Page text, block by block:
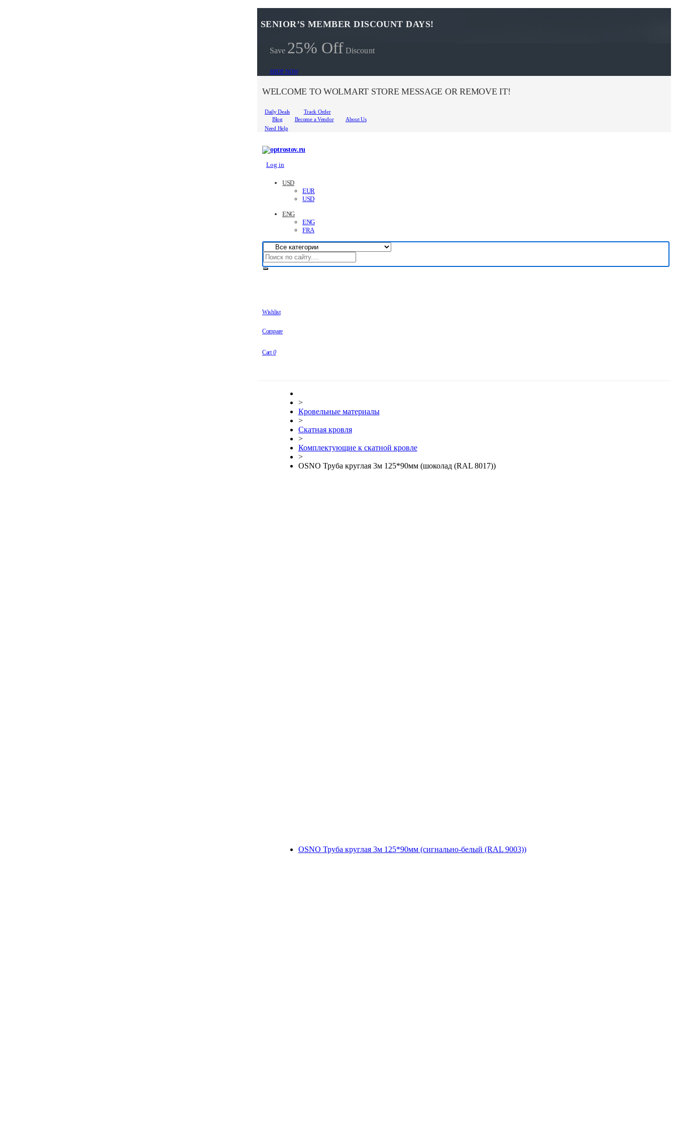
SENIOR’S MEMBER DISCOUNT DAYS!
Save 25% Off Discount
SHOP NOW
WELCOME TO WOLMART STORE MESSAGE OR REMOVE IT!
Daily Deals
Track Order
Blog
Become a Vendor
About Us
Need Help
Log in
USD
EUR
USD
ENG
ENG
FRA
Wishlist
Compare
Cart 0
>
Кровельные материалы
>
Скатная кровля
>
Комплектующие к скатной кровле
>
OSNO Труба круглая 3м 125*90мм (шоколад (RAL 8017))
OSNO Труба круглая 3м 125*90мм (сигнально-белый (RAL 9003))